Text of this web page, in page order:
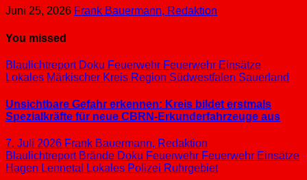
Juni 25, 2026 Frank Bauermann, Redaktion
You missed
Blaulichtreport Doku Feuerwehr Feuerwehr Einsätze
Lokales Märkischer Kreis Region Südwestfalen Sauerland
Unsichtbare Gefahr erkennen: Kreis bildet erstmals
Spezialkräfte für neue CBRN-Erkunderfahrzeuge aus
7. Juli 2026 Frank Bauermann, Redaktion
Blaulichtreport Brände Doku Feuerwehr Feuerwehr Einsätze
Hagen Lennetal Lokales Polizei Ruhrgebiet